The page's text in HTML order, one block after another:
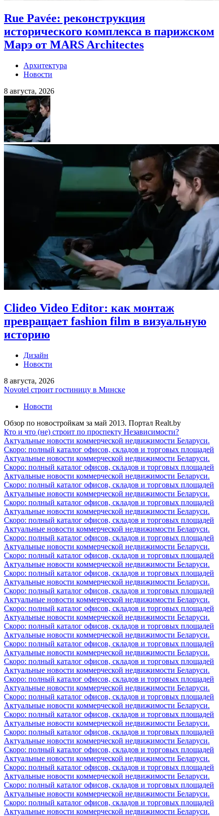
Rue Pavée: реконструкция
исторического комплекса в парижском
Марэ от MARS Architectes
Архитектура
Новости
8 августа, 2026
Clideo Video Editor: как монтаж
превращает fashion film в визуальную
историю
Дизайн
Новости
8 августа, 2026
Novotel строит гостиницу в Минске
Новости
Обзор по новостройкам за май 2013. Портал Realt.by
Кто и что (не) строит по проспекту Независимости?
Актуальные новости коммерческой недвижимости Беларуси.
Скоро: полный каталог офисов, складов и торговых площадей
Актуальные новости коммерческой недвижимости Беларуси.
Скоро: полный каталог офисов, складов и торговых площадей
Актуальные новости коммерческой недвижимости Беларуси.
Скоро: полный каталог офисов, складов и торговых площадей
Актуальные новости коммерческой недвижимости Беларуси.
Скоро: полный каталог офисов, складов и торговых площадей
Актуальные новости коммерческой недвижимости Беларуси.
Скоро: полный каталог офисов, складов и торговых площадей
Актуальные новости коммерческой недвижимости Беларуси.
Скоро: полный каталог офисов, складов и торговых площадей
Актуальные новости коммерческой недвижимости Беларуси.
Скоро: полный каталог офисов, складов и торговых площадей
Актуальные новости коммерческой недвижимости Беларуси.
Скоро: полный каталог офисов, складов и торговых площадей
Актуальные новости коммерческой недвижимости Беларуси.
Скоро: полный каталог офисов, складов и торговых площадей
Актуальные новости коммерческой недвижимости Беларуси.
Скоро: полный каталог офисов, складов и торговых площадей
Актуальные новости коммерческой недвижимости Беларуси.
Скоро: полный каталог офисов, складов и торговых площадей
Актуальные новости коммерческой недвижимости Беларуси.
Скоро: полный каталог офисов, складов и торговых площадей
Актуальные новости коммерческой недвижимости Беларуси.
Скоро: полный каталог офисов, складов и торговых площадей
Актуальные новости коммерческой недвижимости Беларуси.
Скоро: полный каталог офисов, складов и торговых площадей
Актуальные новости коммерческой недвижимости Беларуси.
Скоро: полный каталог офисов, складов и торговых площадей
Актуальные новости коммерческой недвижимости Беларуси.
Скоро: полный каталог офисов, складов и торговых площадей
Актуальные новости коммерческой недвижимости Беларуси.
Скоро: полный каталог офисов, складов и торговых площадей
Актуальные новости коммерческой недвижимости Беларуси.
Скоро: полный каталог офисов, складов и торговых площадей
Актуальные новости коммерческой недвижимости Беларуси.
Скоро: полный каталог офисов, складов и торговых площадей
Актуальные новости коммерческой недвижимости Беларуси.
Скоро: полный каталог офисов, складов и торговых площадей
Актуальные новости коммерческой недвижимости Беларуси.
Скоро: полный каталог офисов, складов и торговых площадей
Актуальные новости коммерческой недвижимости Беларуси.